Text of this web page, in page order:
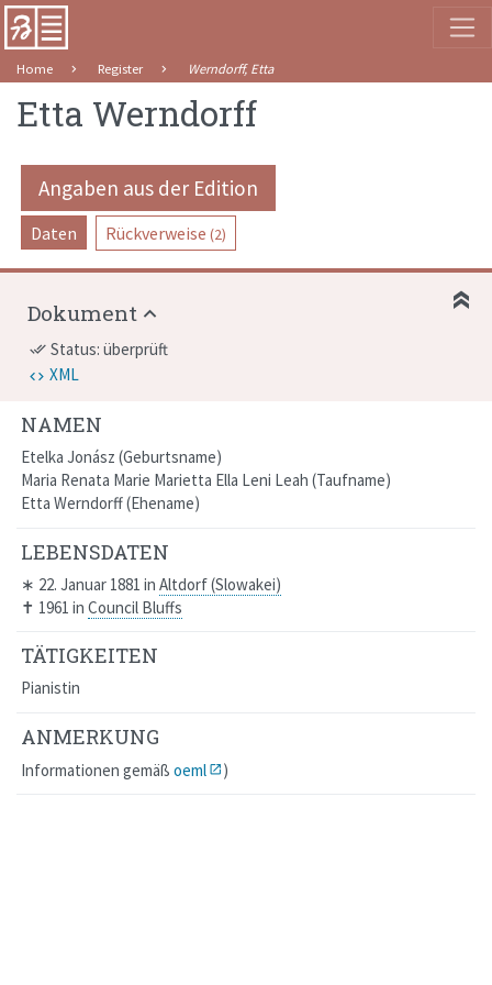
Home Register Werndorff, Etta
Etta Werndorff
Angaben aus der Edition
Daten Rückverweise (2)
NAMEN
Etelka Jonász Geburtsname
Maria Renata Marie Marietta Ella Leni Leah Taufname
Etta Werndorff Ehename
LEBENSDATEN
∗ 22. Januar 1881 in Altdorf (Slowakei)
✝ 1961 in Council Bluffs
TÄTIGKEITEN
Pianistin
ANMERKUNG
Informationen gemäß oeml )
Dokument
done_all Status: überprüft
XML